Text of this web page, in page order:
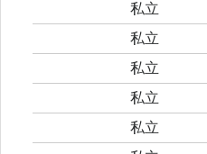
私立
私立
私立
私立
私立